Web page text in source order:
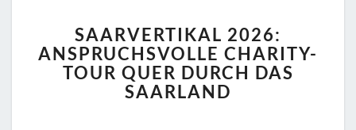
2026:
ANSPRUCHSVOLLE
CHARITY-
TOUR
SAARVERTIKAL 2026:
ANSPRUCHSVOLLE CHARITY-
TOUR QUER DURCH DAS
SAARLAND